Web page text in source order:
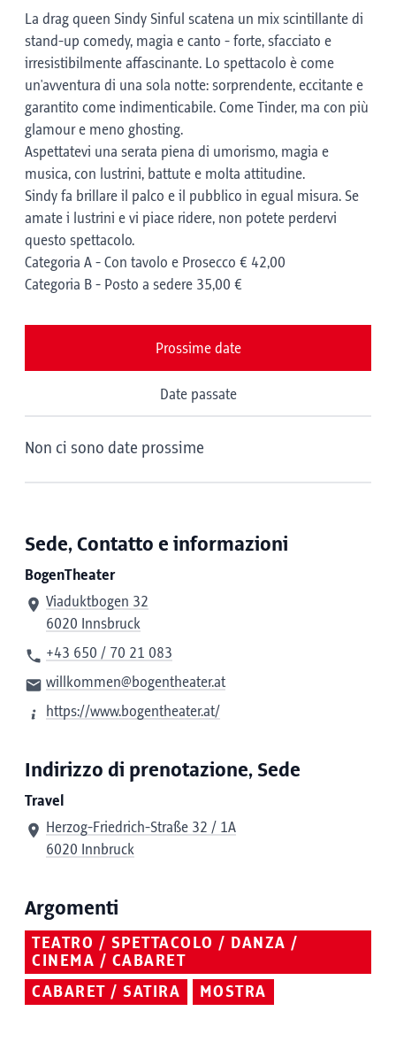
La drag queen Sindy Sinful scatena un mix scintillante di
stand-up comedy, magia e canto - forte, sfacciato e
irresistibilmente affascinante. Lo spettacolo è come
un'avventura di una sola notte: sorprendente, eccitante e
garantito come indimenticabile. Come Tinder, ma con più
glamour e meno ghosting.
Aspettatevi una serata piena di umorismo, magia e
musica, con lustrini, battute e molta attitudine.
Sindy fa brillare il palco e il pubblico in egual misura. Se
amate i lustrini e vi piace ridere, non potete perdervi
questo spettacolo.
Categoria A - Con tavolo e Prosecco € 42,00
Categoria B - Posto a sedere 35,00 €
Prossime date
Date passate
Non ci sono date prossime
Sede, Contatto e informazioni
BogenTheater
Viaduktbogen 32
6020 Innsbruck
+43 650 / 70 21 083
willkommen@bogentheater.at
https://www.bogentheater.at/
Indirizzo di prenotazione, Sede
Travel
Herzog-Friedrich-Straße 32 / 1A
6020 Innbruck
Argomenti
TEATRO / SPETTACOLO / DANZA /
CINEMA / CABARET
CABARET / SATIRA
MOSTRA